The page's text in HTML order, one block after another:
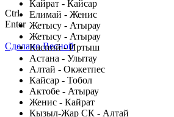
Кайрат - Кайсар
Елимай - Женис
Жетысу - Атырау
Жетысу - Атырау
Каспий - Иртыш
Астана - Улытау
Алтай - Окжетпес
Кайсар - Тобол
Актобе - Атырау
Женис - Кайрат
Кызыл-Жар СК - Алтай
Ctrl
Enter
Сделано Весной